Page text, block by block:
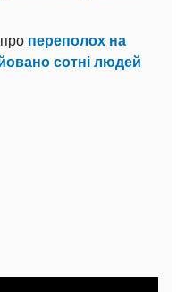
переполох на
сотні людей